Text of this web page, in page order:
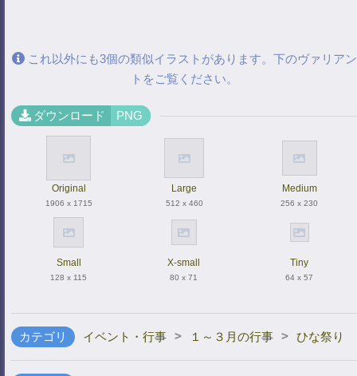
これ以外にも3個の類似イラストがあります。下のヴァリアン
トをご覧ください。
ダウンロード PNG
Original
1906 x 1715
Large
512 x 460
Medium
256 x 230
Small
128 x 115
X-small
80 x 71
Tiny
64 x 57
カテゴリ イベント・行事 > １～３月の行事 > ひな祭り